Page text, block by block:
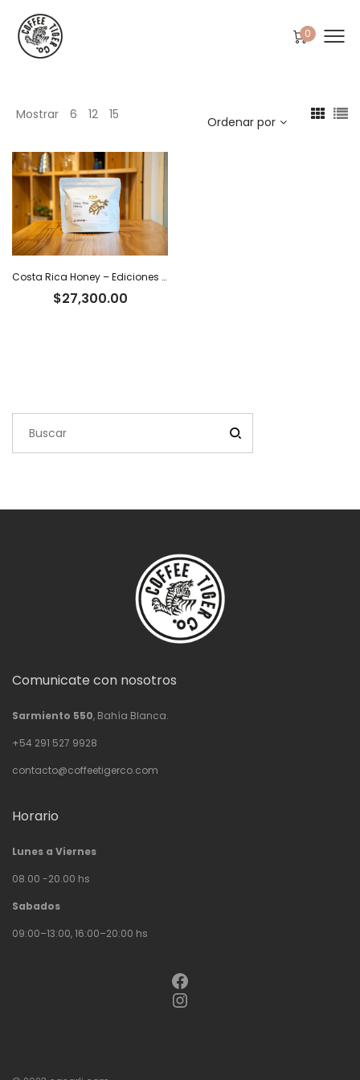
0
Mostrar 6 12 15 Ordenar por
Costa Rica Honey – Ediciones Limitadas Tiger
$27,300.00
Comunicate con nosotros
Sarmiento 550, Bahía Blanca.
+54 291 527 9928
contacto@coffeetigerco.com
Horario
Lunes a Viernes
08.00 -20.00 hs
Sabados
09:00–13:00, 16:00–20:00 hs
Facebook
Instagram